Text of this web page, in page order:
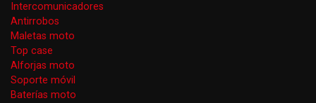
Intercomunicadores
Antirrobos
Maletas moto
Top case
Alforjas moto
Soporte móvil
Baterías moto